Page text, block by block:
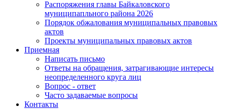
Распоряжения главы Байкаловского
муниципапльного района 2026
Порядок обжалования муниципальных правовых
актов
Проекты муниципальных правовых актов
Приемная
Написать письмо
Ответы на обращения, затрагивающие интересы
неопределенного круга лиц
Вопрос - ответ
Часто задаваемые вопросы
Контакты